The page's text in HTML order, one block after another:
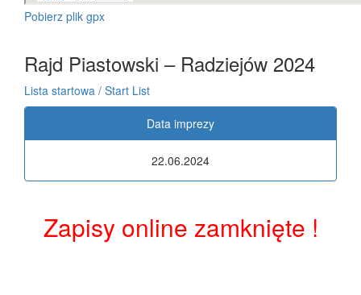
Pobierz plik gpx
Rajd Piastowski – Radziejów 2024
Lista startowa / Start List
Data imprezy
22.06.2024
Zapisy online zamknięte !